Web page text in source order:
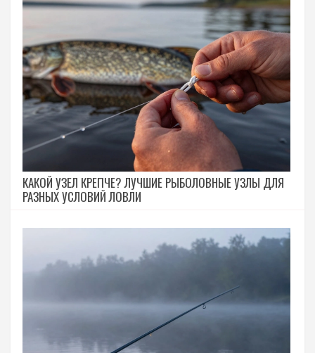
КАКОЙ УЗЕЛ КРЕПЧЕ? ЛУЧШИЕ РЫБОЛОВНЫЕ УЗЛЫ ДЛЯ
РАЗНЫХ УСЛОВИЙ ЛОВЛИ